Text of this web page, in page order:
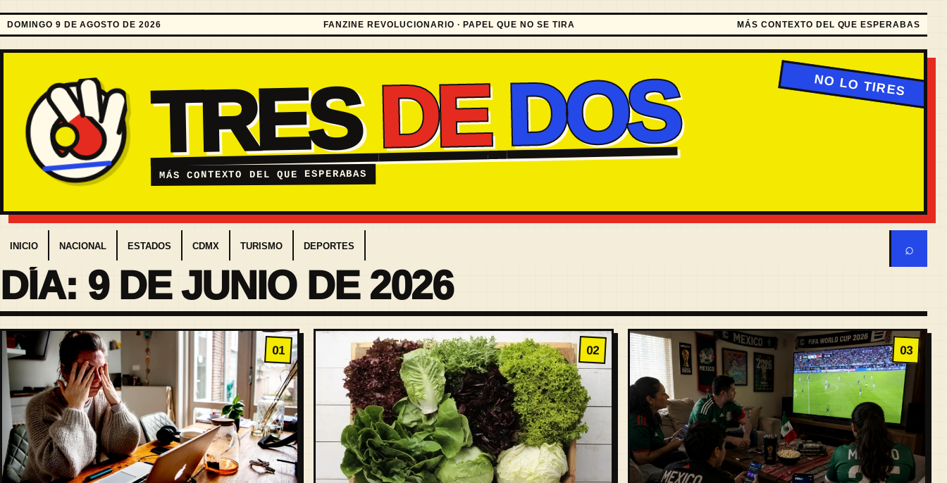
DOMINGO 9 DE AGOSTO DE 2026 FANZINE REVOLUCIONARIO · PAPEL QUE NO SE TIRA MÁS CONTEXTO DEL QUE ESPERABAS
TRESDE DOS
MÁS CONTEXTO DEL QUE ESPERABAS
INICIO NACIONAL ESTADOS CDMX TURISMO DEPORTES ⌕
DÍA: 9 DE JUNIO DE 2026
01 02 03